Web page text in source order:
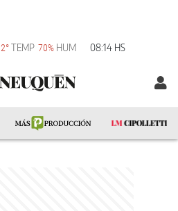
2° TEMP 70% HUM 08:14 HS